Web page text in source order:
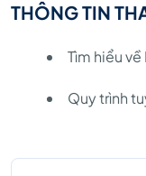
THÔNG TIN
Tìm hiểu về
Quy trình